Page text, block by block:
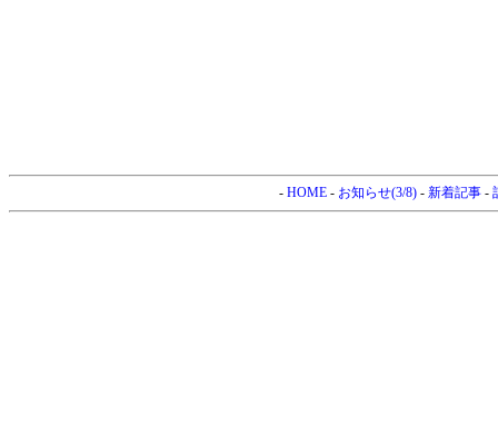
- HOME- お知らせ(3/8)- 新着記事-